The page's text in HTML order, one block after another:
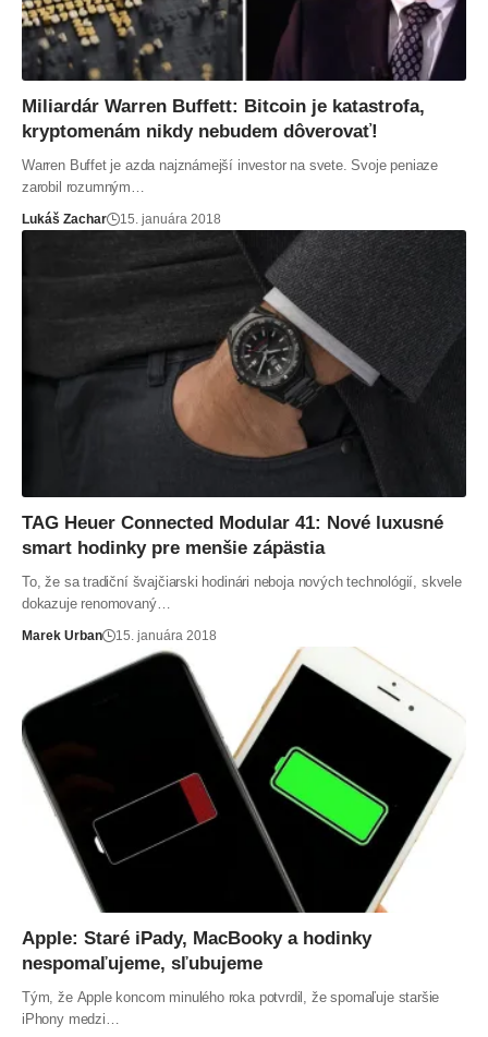
Miliardár Warren Buffett: Bitcoin je katastrofa,
kryptomenám nikdy nebudem dôverovať!
Warren Buffet je azda najznámejší investor na svete. Svoje peniaze
zarobil rozumným…
Lukáš Zachar 15. januára 2018
TAG Heuer Connected Modular 41: Nové luxusné
smart hodinky pre menšie zápästia
To, že sa tradiční švajčiarski hodinári neboja nových technológií, skvele
dokazuje renomovaný…
Marek Urban 15. januára 2018
Apple: Staré iPady, MacBooky a hodinky
nespomaľujeme, sľubujeme
Tým, že Apple koncom minulého roka potvrdil, že spomaľuje staršie
iPhony medzi…